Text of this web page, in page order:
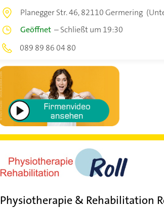
Planegger Str. 46,82110 Germering
Geöffnet–Schließt um 19:30
089 89 86 04 80
Physiotherapie & Rehabilitation